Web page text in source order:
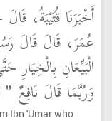
أَخْبَرَنَا قُتَيْبَةُ،
عُمَرَ، قَالَ قَالَ
الْبَيِّعَانِ
وَرُبَّمَا قَالَ
Ibn 'Umar who